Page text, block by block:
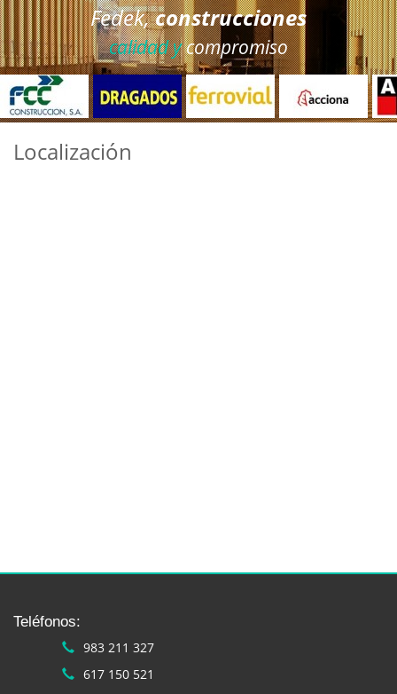
Fedek,construcciones
calidad ycompromiso
Localización
Teléfonos:
983 211 327
617 150 521